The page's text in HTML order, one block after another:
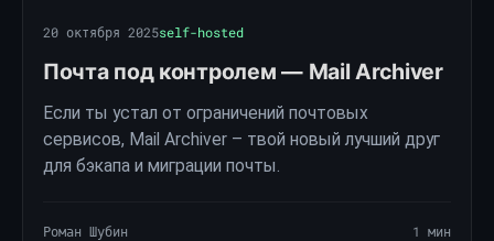
20 октября 2025self-hosted
Почта под контролем — Mail Archiver
Если ты устал от ограничений почтовых
сервисов, Mail Archiver – твой новый лучший друг
для бэкапа и миграции почты.
Роман Шубин 1 мин